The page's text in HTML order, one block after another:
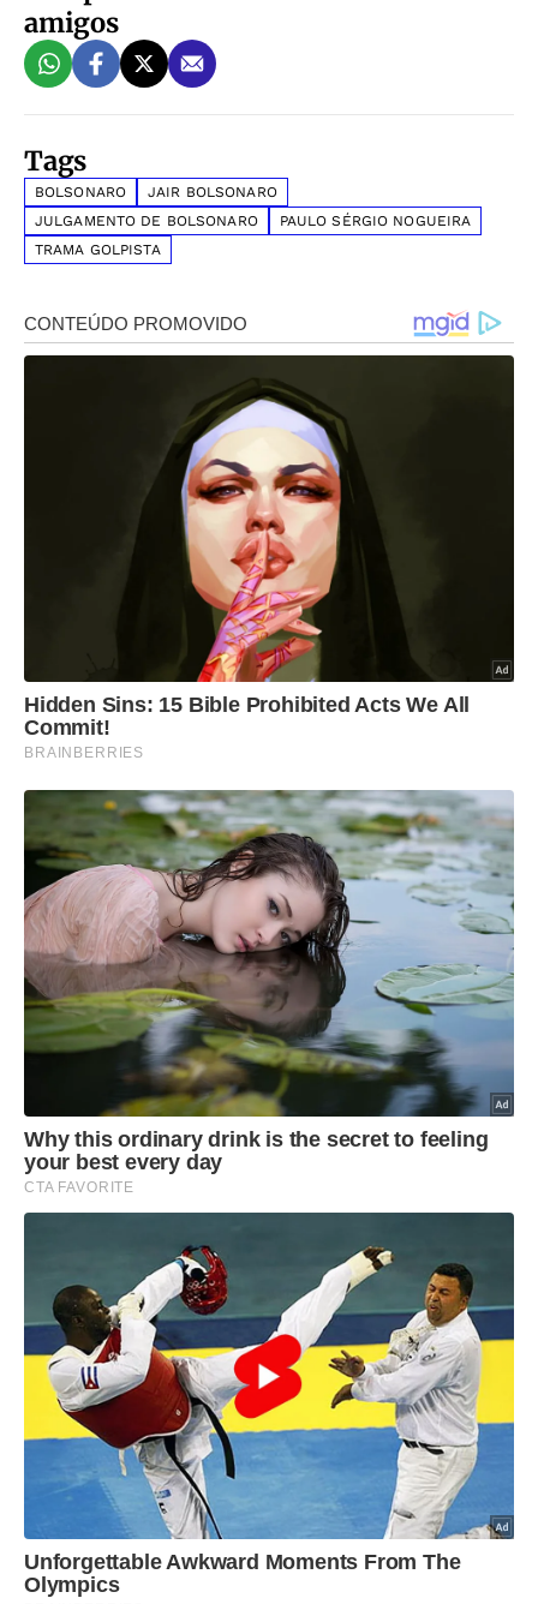
amigos
Tags
BOLSONARO
JAIR BOLSONARO
JULGAMENTO DE BOLSONARO
PAULO SÉRGIO NOGUEIRA
TRAMA GOLPISTA